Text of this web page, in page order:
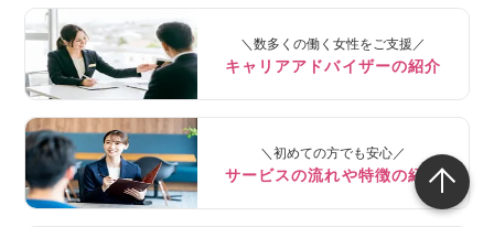
＼数多くの働く女性をご支援／
キャリアアドバイザーの紹介
＼初めての方でも安心／
サービスの流れや特徴の紹介